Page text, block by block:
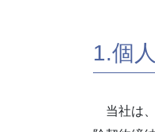
1.個
当社は、